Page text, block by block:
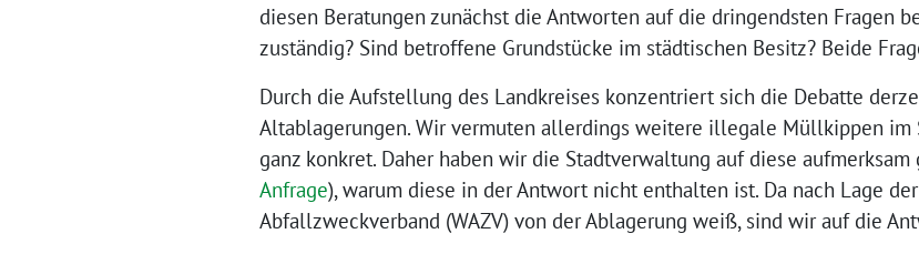
diesen Beratungen zunächst die Antworten auf die dringendsten Fragen
zuständig? Sind betroffene Grundstücke im städtischen Besitz? Beide
Durch die Aufstellung des Landkreises konzentriert sich die Debatte
Altablagerungen. Wir vermuten allerdings weitere illegale Müllkippen im
ganz konkret. Daher haben wir die Stadtverwaltung auf diese
Anfrage), warum diese in der Antwort nicht enthalten ist. Da nach Lage
Abfallzweckverband (WAZV) von der Ablagerung weiß, sind wir auf die